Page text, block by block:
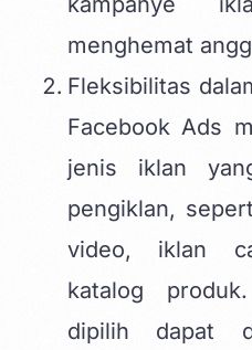
menghemat
Fleksibilitas
Facebook Ads
jenis iklan
pengiklan,
video, iklan
katalog
dipilih dapat